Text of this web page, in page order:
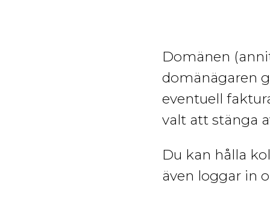
Domänen
domänägaren
eventuell
valt att stänga
Du kan hålla
även loggar in